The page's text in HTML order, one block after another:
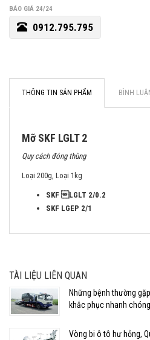
BÁO GIÁ 24/24
0912.795.795
THÔNG TIN SẢN PHẨM BÌNH
Mỡ SKF LGLT 2
Quy cách đóng thùng
Loại 200g, Loại 1kg
SKF LGLT 2/0.2
SKF LGEP 2/1
TÀI LIỆU LIÊN QUAN
Những bệnh thường
khắc phục nhanh chóng
Vòng bi ô tô hư hỏng,